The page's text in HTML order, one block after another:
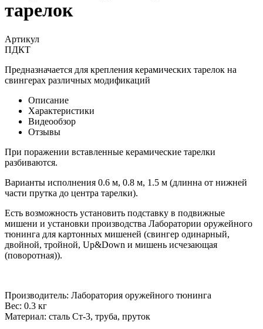
тарелок
Артикул
ПДКТ
Предназначается для крепления керамических тарелок на
свингерах различных модификаций
Описание
Характеристики
Видеообзор
Отзывы
При поражении вставленные керамические тарелки
разбиваются.
Варианты исполнения 0.6 м, 0.8 м, 1.5 м (длинна от нижней
части прутка до центра тарелки).
Есть возможность установить подставку в подвижные
мишени и установки производства Лаборатории оружейного
тюнинга для картонных мишеней (свингер одинарный,
двойной, тройной, Up&Down и мишень исчезающая
(поворотная)).
Производитель: Лаборатория оружейного тюнинга
Вес: 0.3 кг
Материал: сталь Ст-3, труба, пруток